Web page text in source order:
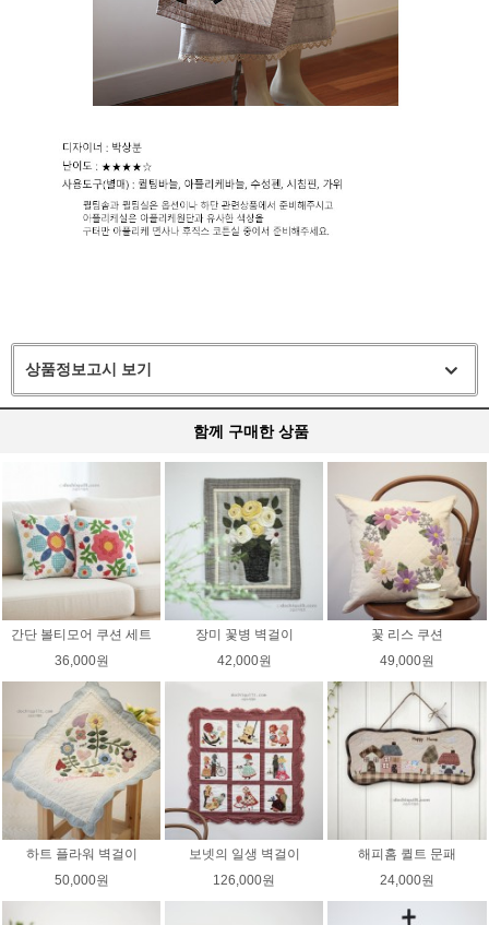
상품정보고시 보기
함께 구매한 상품
간단 볼티모어 쿠션 세트
36,000원
장미 꽃병 벽걸이
42,000원
꽃 리스 쿠션
49,000원
하트 플라워 벽걸이
50,000원
보넷의 일생 벽걸이
126,000원
해피홈 퀼트 문패
24,000원